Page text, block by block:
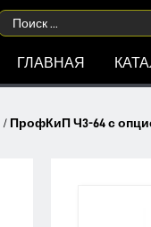
ГЛАВНАЯ
/ ПрофКиП Ч3-64 с